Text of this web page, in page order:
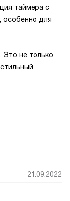
таймера с
особенно для
Это не только
21.09.2022